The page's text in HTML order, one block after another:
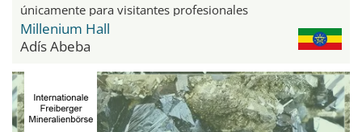
únicamente para visitantes profesionales
Millenium Hall
Adís Abeba